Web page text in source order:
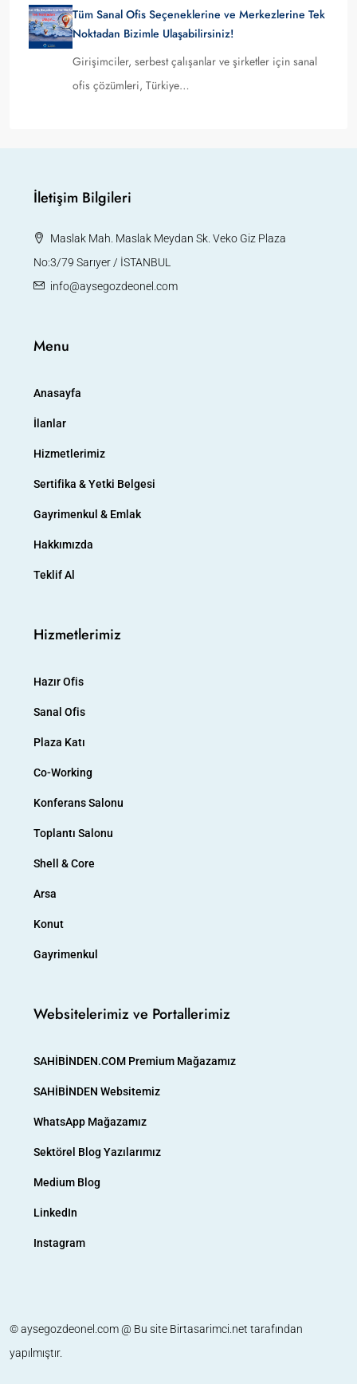
Tüm Sanal Ofis Seçeneklerine ve Merkezlerine Tek
Noktadan Bizimle Ulaşabilirsiniz!
Girişimciler, serbest çalışanlar ve şirketler için sanal
ofis çözümleri, Türkiye…
İletişim Bilgileri
Maslak Mah. Maslak Meydan Sk. Veko Giz Plaza
No:3/79 Sarıyer / İSTANBUL
info@aysegozdeonel.com
Menu
Anasayfa
İlanlar
Hizmetlerimiz
Sertifika & Yetki Belgesi
Gayrimenkul & Emlak
Hakkımızda
Teklif Al
Hizmetlerimiz
Hazır Ofis
Sanal Ofis
Plaza Katı
Co-Working
Konferans Salonu
Toplantı Salonu
Shell & Core
Arsa
Konut
Gayrimenkul
Websitelerimiz ve Portallerimiz
SAHİBİNDEN.COM Premium Mağazamız
SAHİBİNDEN Websitemiz
WhatsApp Mağazamız
Sektörel Blog Yazılarımız
Medium Blog
LinkedIn
Instagram
© aysegozdeonel.com @ Bu site Birtasarimci.net tarafından
yapılmıştır.